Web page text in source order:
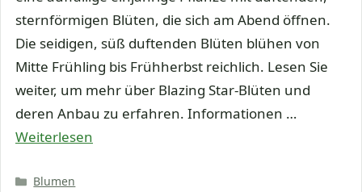
sternförmigen Blüten, die sich am Abend öffnen.
Die seidigen, süß duftenden Blüten blühen von
Mitte Frühling bis Frühherbst reichlich. Lesen Sie
weiter, um mehr über Blazing Star-Blüten und
deren Anbau zu erfahren. Informationen …
Weiterlesen
Kategorien
Blumen